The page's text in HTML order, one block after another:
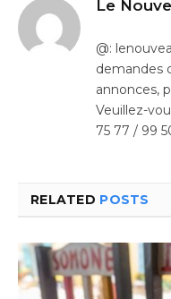
Le
@:
demandes
annonces,
Veuillez-
75 77 / 99
RELATED POSTS